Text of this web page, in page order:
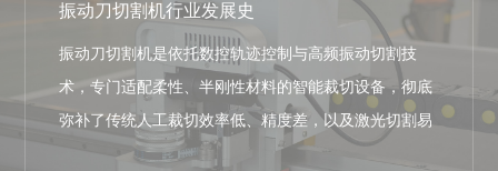
振动刀切割机行业发展史
振动刀切割机是依托数控轨迹控制与高频振动切割技
术，专门适配柔性、半刚性材料的智能裁切设备，彻底
弥补了传统人工裁切效率低、精度差，以及激光切割易
焦边、有异味的行业...